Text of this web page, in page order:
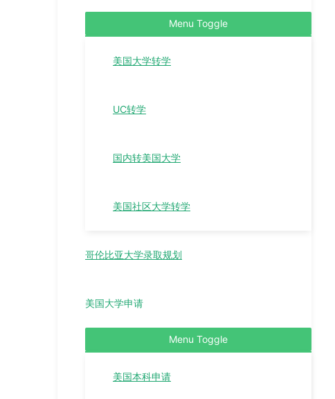
Menu Toggle
美国大学转学
UC转学
国内转美国大学
美国社区大学转学
哥伦比亚大学录取规划
美国大学申请
Menu Toggle
美国本科申请